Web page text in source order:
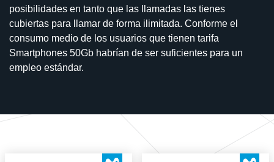
posibilidades en tanto que las llamadas las tienes
cubiertas para llamar de forma ilimitada. Conforme el
consumo medio de los usuarios que tienen tarifa
Smartphones 50Gb habrían de ser suficientes para un
empleo estándar.